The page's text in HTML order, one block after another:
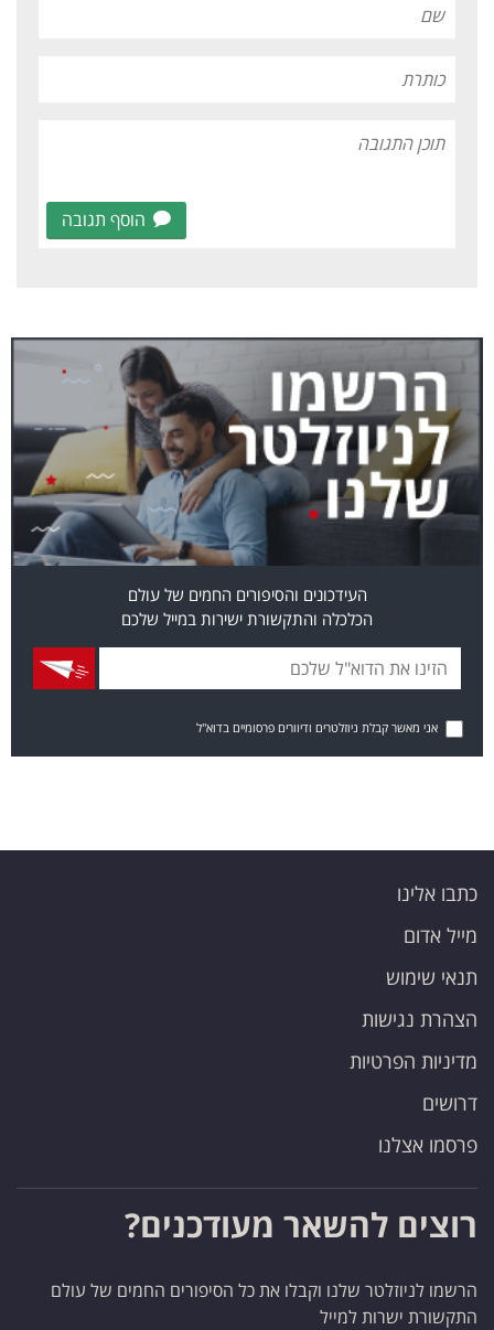
הוסף תגובה
העידכונים והסיפורים החמים של עולם
הכלכלה והתקשורת ישירות במייל שלכם
אני מאשר קבלת ניוזלטרים ודיוורים פרסומיים בדוא"ל
כתבו אלינו
מייל אדום
תנאי שימוש
הצהרת נגישות
מדיניות הפרטיות
דרושים
פרסמו אצלנו
רוצים להשאר מעודכנים?
הרשמו לניוזלטר שלנו וקבלו את כל הסיפורים החמים של עולם
התקשורת ישרות למייל